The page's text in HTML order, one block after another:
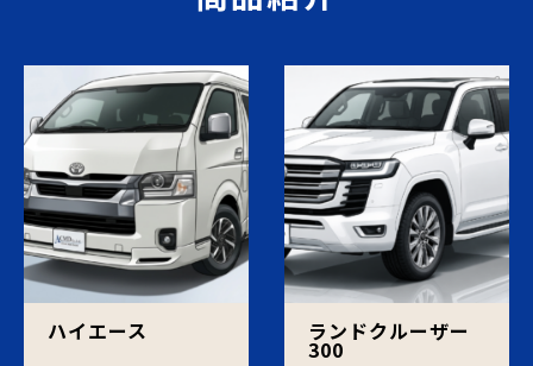
ハイエース ランドクルーザー
300